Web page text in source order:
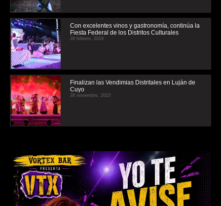
Con excelentes vinos y gastronomía, continúa la
Fiesta Federal de los Distritos Culturales
28 febrero, 2019
Finalizan las Vendimias Distritales en Luján de
Cuyo
28 noviembre, 2023